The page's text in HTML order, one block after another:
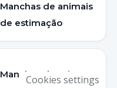
Manchas de animais
de estimação
Manchas de Urina
Cookies settings